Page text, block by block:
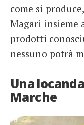
come si
Magari insieme
prodotti
nessuno potrà
Una
Marche